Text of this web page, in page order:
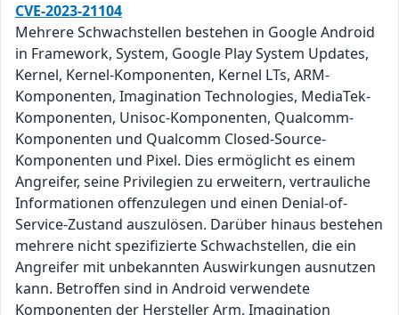
CVE-2023-21104
Mehrere Schwachstellen bestehen in Google Android
in Framework, System, Google Play System Updates,
Kernel, Kernel-Komponenten, Kernel LTs, ARM-
Komponenten, Imagination Technologies, MediaTek-
Komponenten, Unisoc-Komponenten, Qualcomm-
Komponenten und Qualcomm Closed-Source-
Komponenten und Pixel. Dies ermöglicht es einem
Angreifer, seine Privilegien zu erweitern, vertrauliche
Informationen offenzulegen und einen Denial-of-
Service-Zustand auszulösen. Darüber hinaus bestehen
mehrere nicht spezifizierte Schwachstellen, die ein
Angreifer mit unbekannten Auswirkungen ausnutzen
kann. Betroffen sind in Android verwendete
Komponenten der Hersteller Arm, Imagination